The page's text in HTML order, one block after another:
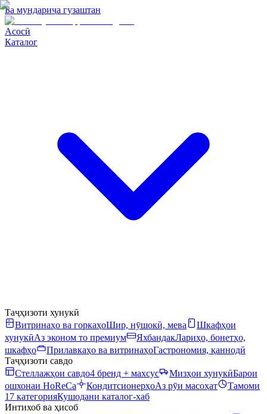
Ба мундариҷа гузаштан
Асосӣ
Каталог
Таҷҳизоти хунукӣ
Витринаҳо ва горкаҳоШир, нӯшокӣ, мева
Шкафҳои
хунукӣАз эконом то премиум ЯхбандакЛариҳо, бонетҳо,
шкафҳо
Прилавкаҳо ва витринаҳоГастрономия, қаннодӣ
Таҷҳизоти савдо
Стеллажҳои савдо4 бренд + махсус Мизҳои хунукӣБарои
ошхонаи HoReCa
КондитсионерҳоАз рӯи масоҳат
Тамоми
17 категорияКушодани каталог-хаб
Интихоб ва ҳисоб